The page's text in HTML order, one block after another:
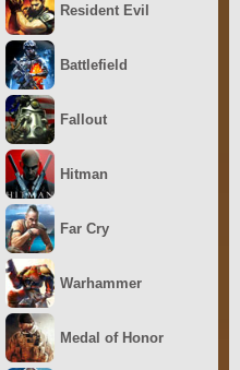
Resident Evil
Battlefield
Fallout
Hitman
Far Cry
Warhammer
Medal of Honor